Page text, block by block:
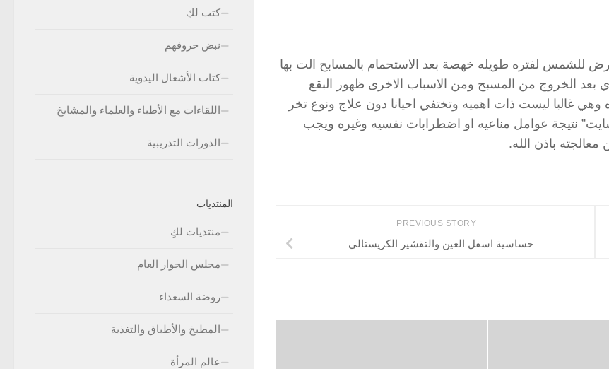
للشمس لفتره طويله خهصة بعد الاستحمام بالمسابح الت بها
بعد الخروج من المسبح ومن الاسباب الاخرى ظهور البقع
وهي غالبا ليست ذات اهميه وتختفي احيانا دون علاج ونوع تخر
نتيجة عوامل مناعيه او اضطرابات نفسيه وغيره ويجب
باذن الله.
PREVIOUS STORY
حساسية اسفل العين والتقشير الكريستالي
كتب لكِ
نبض حروفهم
كتاب الأشغال اليدوية
اللقاءات مع الأطباء والعلماء والمشايخ
الدورات التدريبية
المنتديات
منتديات لكِ
مجلس الحوار العام
روضة السعداء
المطبخ والأطباق والتغذية
عالم المرأة